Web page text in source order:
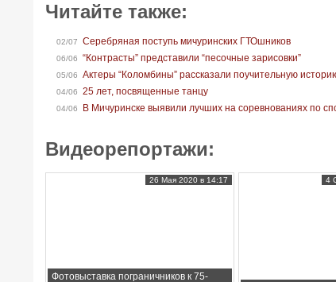
Читайте также:
02/07 Серебряная поступь мичуринских ГТОшников
06/06 “Контрасты” представили “песочные зарисовки”
05/06 Актеры “Коломбины” рассказали поучительную
04/06 25 лет, посвященные танцу
04/06 В Мичуринске выявили лучших на соревнованиях по
Видеорепортажи:
Фотовыставка пограничников к 75-
26 Мая 2020 в 14:17 4